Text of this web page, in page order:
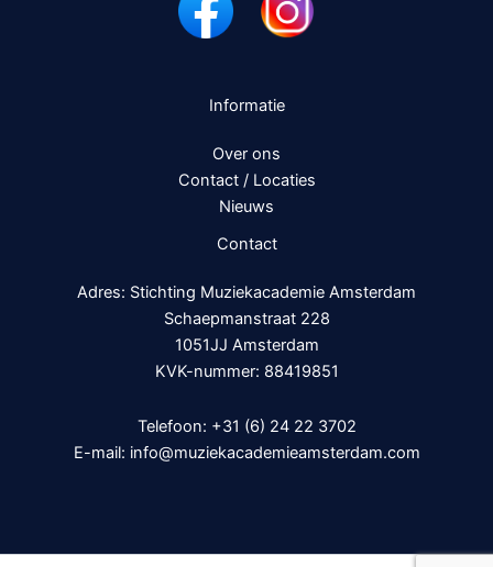
Informatie
Over ons
Contact / Locaties
Nieuws
Contact
Adres: Stichting Muziekacademie Amsterdam
Schaepmanstraat 228
1051JJ Amsterdam
KVK-nummer: 88419851
Telefoon: +31 (6) 24 22 3702
E-mail: info@muziekacademieamsterdam.com